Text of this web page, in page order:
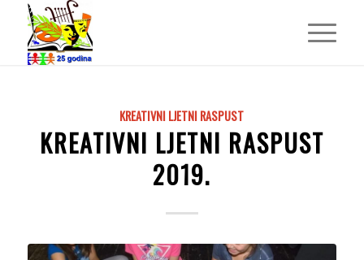
KREATIVNI LJETNI RASPUST
KREATIVNI LJETNI RASPUST
2019.